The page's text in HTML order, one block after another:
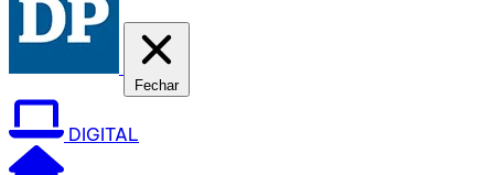
Fechar
DIGITAL